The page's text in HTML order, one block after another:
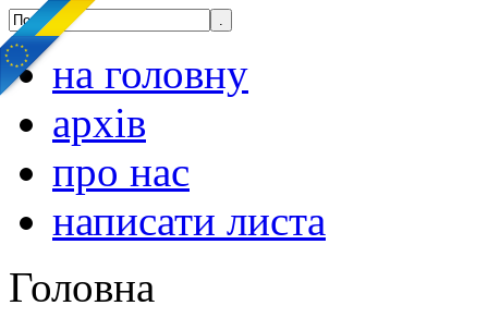
на головну
архів
про нас
написати листа
Головна